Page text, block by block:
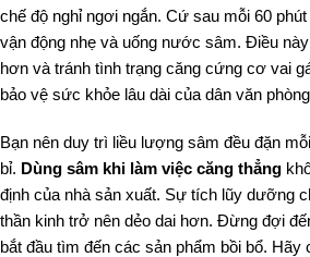
chế độ nghỉ ngơi ngắn. Cứ sau mỗi 60
vận động nhẹ và uống nước sâm. Điều
hơn và tránh tình trạng căng cứng cơ vai
bảo vệ sức khỏe lâu dài của dân văn
Bạn nên duy trì liều lượng sâm đều đặn
bỉ. Dùng sâm khi làm việc căng thẳng
định của nhà sản xuất. Sự tích lũy dưỡng
thần kinh trở nên dẻo dai hơn. Đừng đợi
bắt đầu tìm đến các sản phẩm bồi bổ. Hãy